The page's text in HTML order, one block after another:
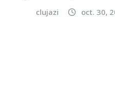
clujazi oct. 30,